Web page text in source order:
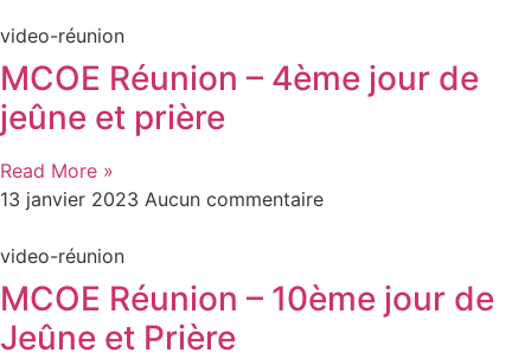
video-réunion
MCOE Réunion – 4ème jour de
jeûne et prière
Read More »
13 janvier 2023 Aucun commentaire
video-réunion
MCOE Réunion – 10ème jour de
Jeûne et Prière